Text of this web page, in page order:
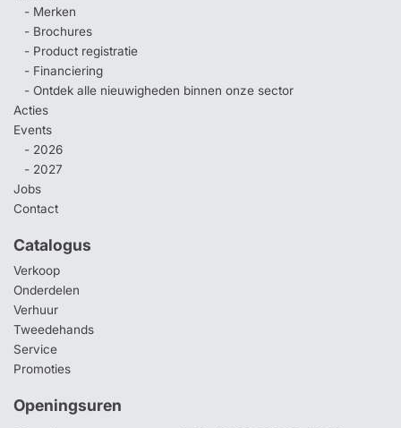
- Merken
- Brochures
- Product registratie
- Financiering
- Ontdek alle nieuwigheden binnen onze sector
Acties
Events
- 2026
- 2027
Jobs
Contact
Catalogus
Verkoop
Onderdelen
Verhuur
Tweedehands
Service
Promoties
Openingsuren